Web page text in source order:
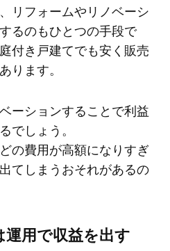
リフォームやリノベーシ
るのもひとつの手段で
付き戸建てでも安く販売
ります。
ーションすることで利益
でしょう。
の費用が高額になりすぎ
てしまうおそれがあるの
運用で収益を出す